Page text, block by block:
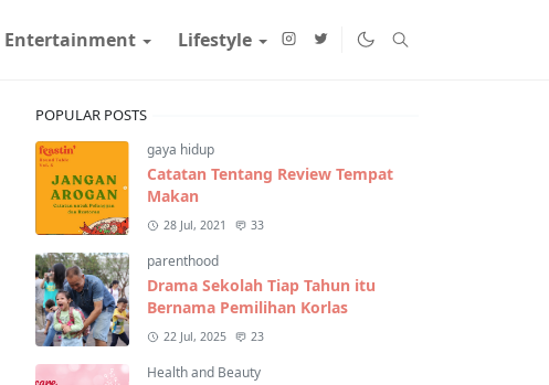
Entertainment Lifestyle
POPULAR POSTS
gaya hidup
Catatan Tentang Review Tempat
Makan
28 Jul, 2021 33
parenthood
Drama Sekolah Tiap Tahun itu
Bernama Pemilihan Korlas
22 Jul, 2025 23
Health and Beauty